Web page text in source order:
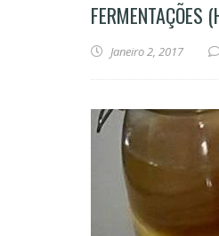
FERMENTAÇÕES
Janeiro 2, 2017